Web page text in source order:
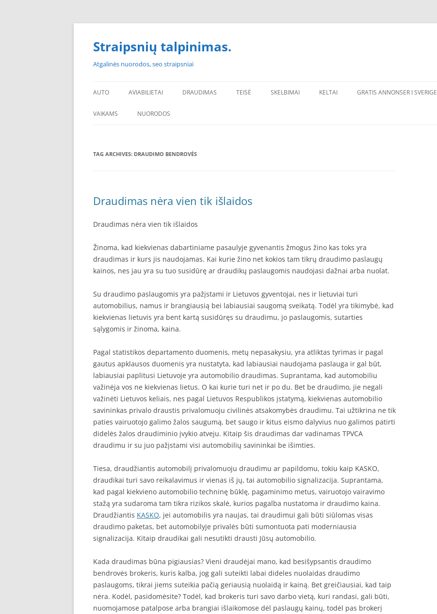
Skip
Straipsnių talpinimas.
Atgalinės nuorodos, seo straipsniai
AUTO AVIABILIETAI DRAUDIMAS TEISĖ SKELBIMAI KELTAI GRATIS ANNONSER I SVERIGE
VAIKAMS NUORODOS
PADANGOS PIGIAU
TAG ARCHIVES: DRAUDIMO BENDROVĖS
Draudimas nėra vien tik išlaidos
Draudimas nėra vien tik išlaidos
Žinoma, kad kiekvienas dabartiniame pasaulyje gyvenantis žmogus žino kas toks yra
draudimas ir kurs jis naudojamas. Kai kurie žino net kokios tam tikrų draudimo paslaugų
kainos, nes jau yra su tuo susidūrę ar draudikų paslaugomis naudojasi dažnai arba nuolat.
Su draudimo paslaugomis yra pažįstami ir Lietuvos gyventojai, nes ir lietuviai turi
automobilius, namus ir brangiausią bei labiausiai saugomą sveikatą. Todėl yra tikimybė, kad
kiekvienas lietuvis yra bent kartą susidūręs su draudimu, jo paslaugomis, sutarties
sąlygomis ir žinoma, kaina.
Pagal statistikos departamento duomenis, metų nepasakysiu, yra atliktas tyrimas ir pagal
gautus apklausos duomenis yra nustatyta, kad labiausiai naudojama paslauga ir gal būt,
labiausiai paplitusi Lietuvoje yra automobilio draudimas. Suprantama, kad automobiliu
važinėja vos ne kiekvienas lietus. O kai kurie turi net ir po du. Bet be draudimo, jie negali
važinėti Lietuvos keliais, nes pagal Lietuvos Respublikos įstatymą, kiekvienas automobilio
savininkas privalo draustis privalomuoju civilinės atsakomybės draudimu. Tai užtikrina ne tik
paties vairuotojo galimo žalos saugumą, bet saugo ir kitus eismo dalyvius nuo galimos patirti
didelės žalos draudiminio įvykio atveju. Kitaip šis draudimas dar vadinamas TPVCA
draudimu ir su juo pažįstami visi automobilių savininkai be išimties.
Tiesa, draudžiantis automobilį privalomuoju draudimu ar papildomu, tokiu kaip KASKO,
draudikai turi savo reikalavimus ir vienas iš jų, tai automobilio signalizacija. Suprantama,
kad pagal kiekvieno automobilio techninę būklę, pagaminimo metus, vairuotojo vairavimo
stažą yra sudaroma tam tikra rizikos skalė, kurios pagalba nustatoma ir draudimo kaina.
Draudžiantis KASKO, jei automobilis yra naujas, tai draudimui gali būti siūlomas visas
draudimo paketas, bet automobilyje privalės būti sumontuota pati moderniausia
signalizacija. Kitaip draudikai gali nesutikti drausti Jūsų automobilio.
Kada draudimas būna pigiausias? Vieni draudėjai mano, kad besišypsantis draudimo
bendrovės brokeris, kuris kalba, jog gali suteikti labai dideles nuolaidas draudimo
paslaugoms, tikrai jiems suteikia pačią geriausią nuolaidą ir kainą. Bet greičiausiai, kad taip
nėra. Kodėl, pasidomėsite? Todėl, kad brokeris turi savo darbo vietą, kuri randasi, gali būti,
nuomojamose patalpose arba brangiai išlaikomose dėl paslaugų kainų, todėl pas brokerį